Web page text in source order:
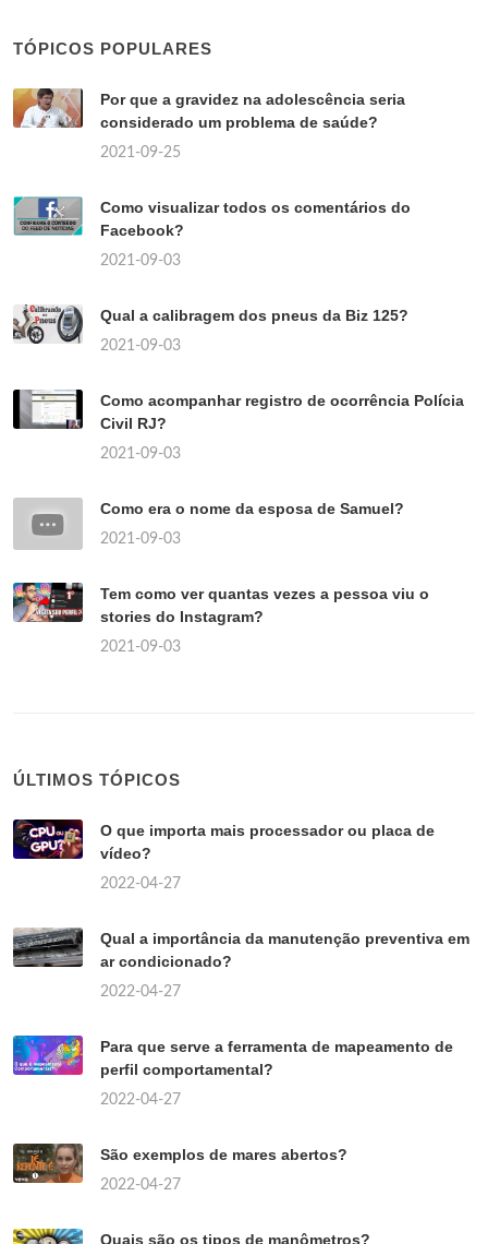
TÓPICOS POPULARES
Por que a gravidez na adolescência seria
considerado um problema de saúde?
2021-09-25
Como visualizar todos os comentários do
Facebook?
2021-09-03
Qual a calibragem dos pneus da Biz 125?
2021-09-03
Como acompanhar registro de ocorrência Polícia
Civil RJ?
2021-09-03
Como era o nome da esposa de Samuel?
2021-09-03
Tem como ver quantas vezes a pessoa viu o
stories do Instagram?
2021-09-03
ÚLTIMOS TÓPICOS
O que importa mais processador ou placa de
vídeo?
2022-04-27
Qual a importância da manutenção preventiva em
ar condicionado?
2022-04-27
Para que serve a ferramenta de mapeamento de
perfil comportamental?
2022-04-27
São exemplos de mares abertos?
2022-04-27
Quais são os tipos de manômetros?